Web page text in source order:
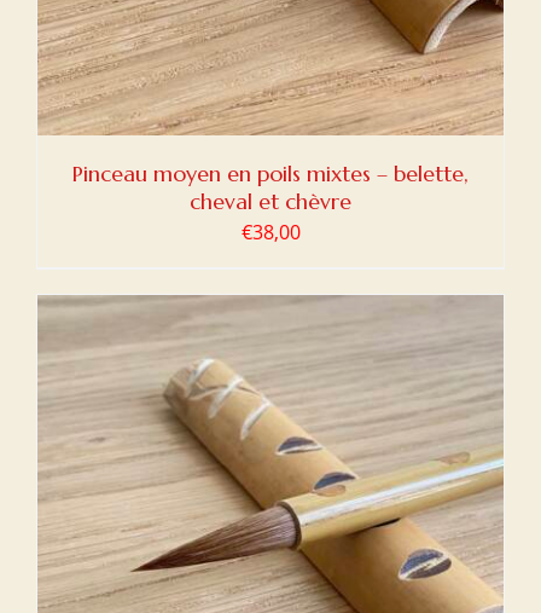
Pinceau moyen en poils mixtes – belette,
cheval et chèvre
€38,00